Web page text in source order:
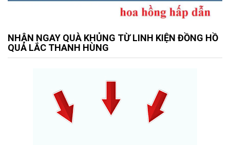
NHẬN NGAY QUÀ KHỦNG TỪ LINH KIỆN ĐỒNG HỒ
QUẢ LẮC THANH HÙNG